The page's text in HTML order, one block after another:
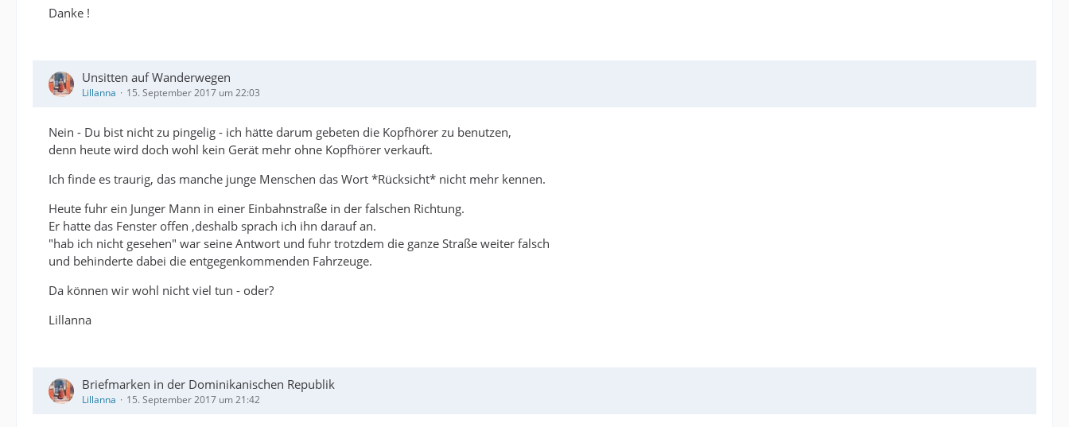
Danke !
Unsitten auf Wanderwegen
Lillanna 15. September 2017 um 22:03
Nein - Du bist nicht zu pingelig - ich hätte darum gebeten die Kopfhörer zu benutzen,
denn heute wird doch wohl kein Gerät mehr ohne Kopfhörer verkauft.
Ich finde es traurig, das manche junge Menschen das Wort *Rücksicht* nicht mehr kennen.
Heute fuhr ein Junger Mann in einer Einbahnstraße in der falschen Richtung.
Er hatte das Fenster offen ,deshalb sprach ich ihn darauf an.
"hab ich nicht gesehen" war seine Antwort und fuhr trotzdem die ganze Straße weiter falsch
und behinderte dabei die entgegenkommenden Fahrzeuge.
Da können wir wohl nicht viel tun - oder?
Lillanna
Briefmarken in der Dominikanischen Republik
Lillanna 15. September 2017 um 21:42